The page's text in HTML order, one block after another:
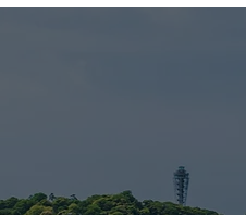
す。 さて、誠に